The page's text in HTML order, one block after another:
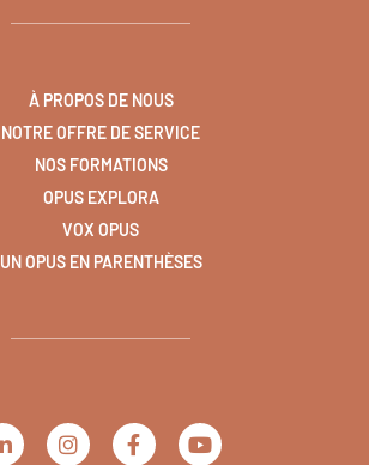
À PROPOS DE NOUS
NOTRE OFFRE DE SERVICE
NOS FORMATIONS
OPUS EXPLORA
VOX OPUS
UN OPUS EN PARENTHÈSES